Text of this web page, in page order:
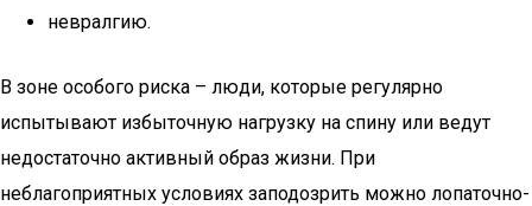
невралгию.
В зоне особого риска – люди, которые регулярно
испытывают избыточную нагрузку на спину или ведут
недостаточно активный образ жизни. При
неблагоприятных условиях заподозрить можно лопаточно-